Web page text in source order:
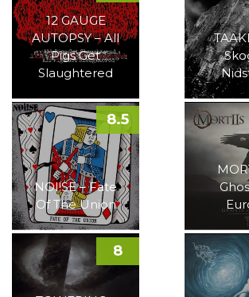
12 GAUGE
AUTOPSY – All
Pigs Get
Slaughtered
NOI!SE – Fate
Of The Union
8.5
8